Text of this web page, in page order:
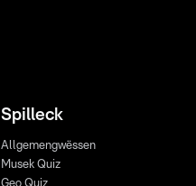
Spilleck
Allgemengwëssen
Musek Quiz